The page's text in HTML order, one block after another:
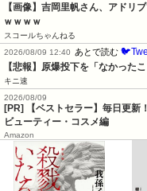
【画像】吉岡里帆さん、アドリ
ｗｗｗｗ
スコールちゃんねる
2026/08/09 12:40
あとで読む
【悲報】原爆投下を「なかった
キニ速
2026/08/09
[PR] 【ベストセラー】毎日更新
ビューティー・コスメ編
Amazon